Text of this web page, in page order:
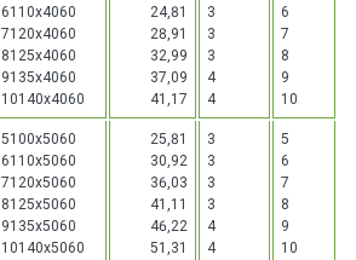
6110x4060
7120x4060
8125x4060
9135x4060
10140x4060
24,81
28,91
32,99
37,09
41,17
3
3
3
4
4
6
7
8
9
10
5100x5060
6110x5060
7120x5060
8125x5060
9135x5060
10140x5060
25,81
30,92
36,03
41,11
46,22
51,31
3
3
3
3
4
4
5
6
7
8
9
10